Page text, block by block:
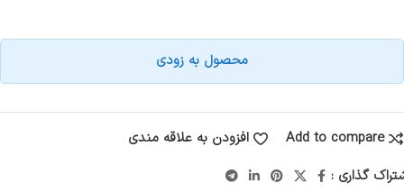
محصول به زودی
Add to compare
افزودن به علاقه مندی
گذاری :